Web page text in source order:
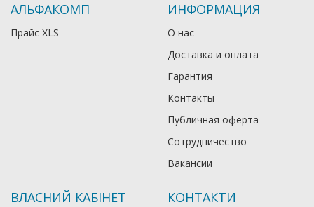
АЛЬФАКОМП
Прайс XLS
ИНФОРМАЦИЯ
О нас
Доставка и оплата
Гарантия
Контакты
Публичная оферта
Сотрудничество
Вакансии
ВЛАСНИЙ КАБІНЕТ КОНТАКТИ